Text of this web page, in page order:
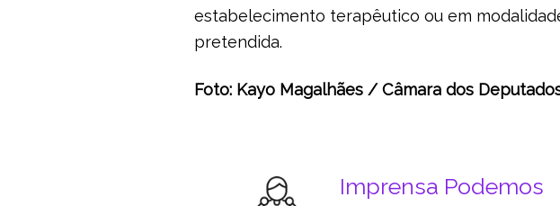
estabelecimento terapêutico ou em
pretendida.
Foto: Kayo Magalhães / Câmara dos
Imprensa Podemos